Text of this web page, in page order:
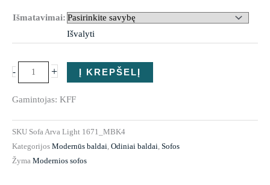
Išmatavimai:
Išvalyti
-
kiekis:
+ Į KREPŠELĮ
Gamintojas: KFF
SKU Sofa Arva Light 1671_MBK4
Kategorijos Modernūs baldai Odiniai baldai Sofos
Žyma Modernios sofos